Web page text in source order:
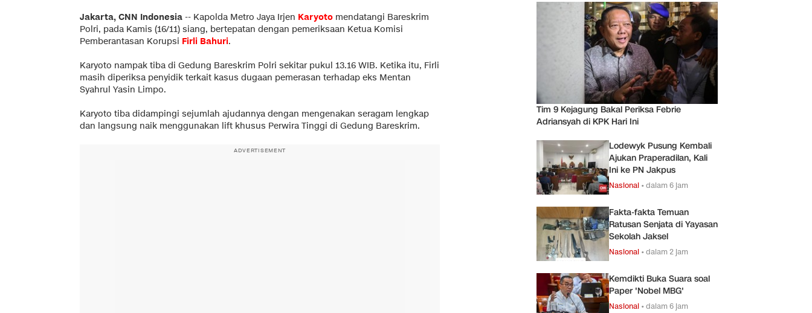
Jakarta, CNN Indonesia -- Kapolda Metro Jaya Irjen Karyoto mendatangi Bareskrim
Polri, pada Kamis (16/11) siang, bertepatan dengan pemeriksaan Ketua Komisi
Pemberantasan Korupsi Firli Bahuri.
Karyoto nampak tiba di Gedung Bareskrim Polri sekitar pukul 13.16 WIB. Ketika itu, Firli
masih diperiksa penyidik terkait kasus dugaan pemerasan terhadap eks Mentan
Syahrul Yasin Limpo.
Karyoto tiba didampingi sejumlah ajudannya dengan mengenakan seragam lengkap
dan langsung naik menggunakan lift khusus Perwira Tinggi di Gedung Bareskrim.
ADVERTISEMENT
Tim 9 Kejagung Bakal Periksa Febrie
Adriansyah di KPK Hari Ini
Lodewyk Pusung Kembali
Ajukan Praperadilan, Kali
Ini ke PN Jakpus
Nasional •dalam 6 jam
Fakta-fakta Temuan
Ratusan Senjata di Yayasan
Sekolah Jaksel
Nasional •dalam 2 jam
Kemdikti Buka Suara soal
Paper 'Nobel MBG'
Nasional •dalam 6 jam